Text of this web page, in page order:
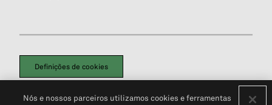
Definições de cookies
Política de PrivacidadePortal de privacidade do cliente (em inglês)
Nós e nossos parceiros utilizamos cookies e ferramentas